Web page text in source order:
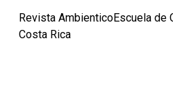
Revista AmbienticoEscuela de
Costa Rica